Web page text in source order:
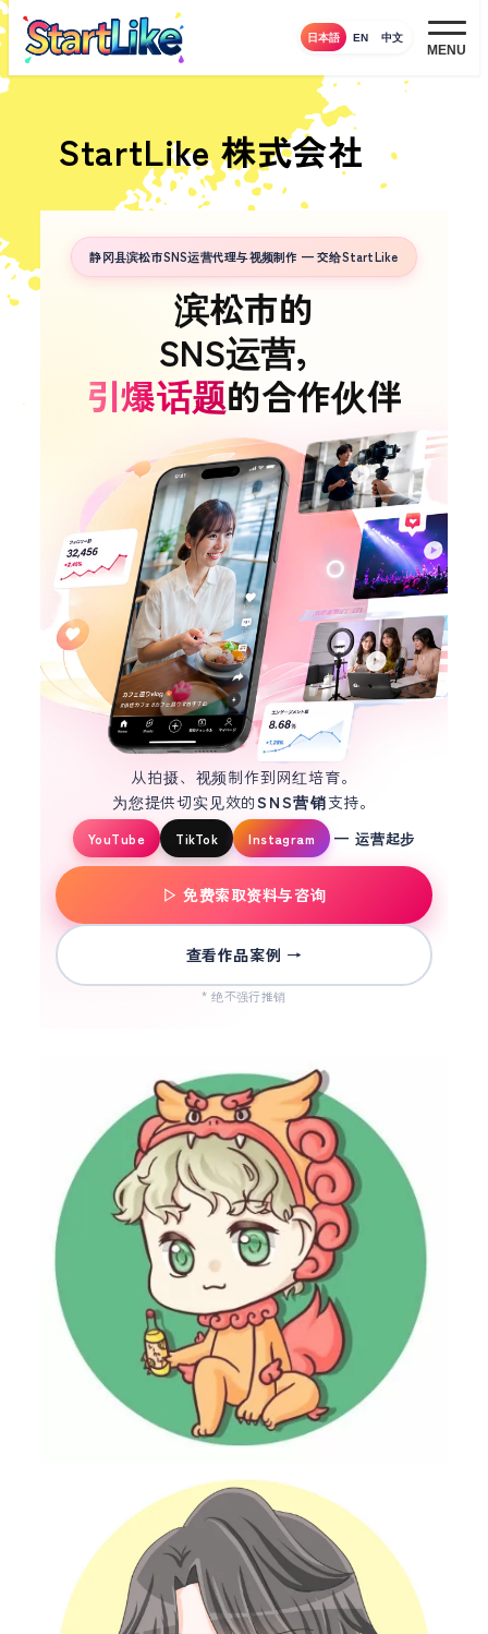
メ
イ
ン
へ
移
日本語 EN 中文
MENU
StartLike 株式会社
静冈县滨松市SNS运营代理与视频制作 — 交给StartLike
滨松市的
SNS运营，
引爆话题的合作伙伴
从拍摄、视频制作到网红培育。
为您提供切实见效的SNS营销支持。
YouTube TikTok Instagram — 运营起步
▷ 免费索取资料与咨询
查看作品案例 →
* 绝不强行推销